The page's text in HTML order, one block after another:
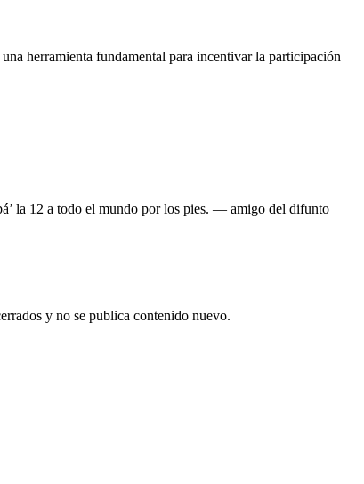
herramienta fundamental para incentivar la participación
la 12 a todo el mundo por los pies. — amigo del difunto
y no se publica contenido nuevo.